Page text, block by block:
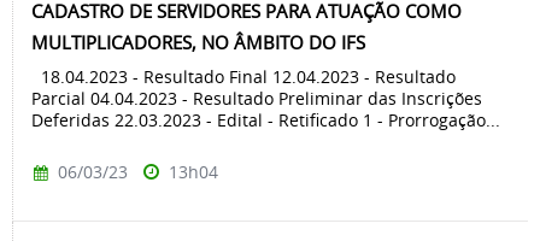
CADASTRO DE SERVIDORES PARA ATUAÇÃO COMO
MULTIPLICADORES, NO ÂMBITO DO IFS
18.04.2023 - Resultado Final 12.04.2023 - Resultado
Parcial 04.04.2023 - Resultado Preliminar das Inscrições
Deferidas 22.03.2023 - Edital - Retificado 1 - Prorrogação...
06/03/23 13h04